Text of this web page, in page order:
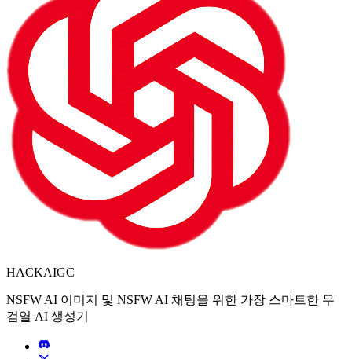
HACKAIGC
NSFW AI 이미지 및 NSFW AI 채팅을 위한 가장 스마트한 무
검열 AI 생성기